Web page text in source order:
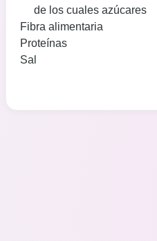
de los cuales azúcares
Fibra alimentaria
Proteínas
Sal